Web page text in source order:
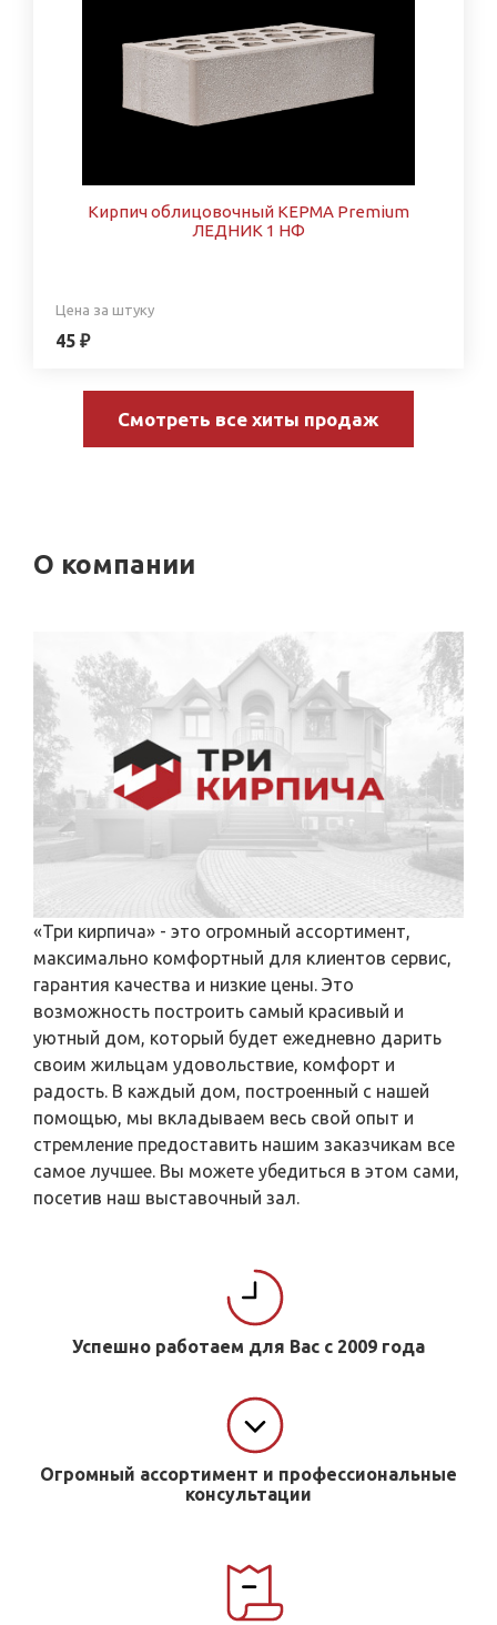
Кирпич облицовочный КЕРМА Premium
ЛЕДНИК 1 НФ
Цена за штуку
45 ₽
Смотреть все хиты продаж
О компании
«Три кирпича» - это огромный ассортимент,
максимально комфортный для клиентов сервис,
гарантия качества и низкие цены. Это
возможность построить самый красивый и
уютный дом, который будет ежедневно дарить
своим жильцам удовольствие, комфорт и
радость. В каждый дом, построенный с нашей
помощью, мы вкладываем весь свой опыт и
стремление предоставить нашим заказчикам все
самое лучшее. Вы можете убедиться в этом сами,
посетив наш выставочный зал.
Успешно работаем для Вас с 2009 года
Огромный ассортимент и профессиональные
консультации